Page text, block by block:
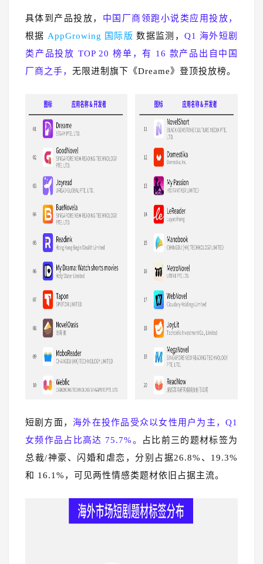
具体到产品投放， 中国厂商领跑小说类应用投放，
根据 AppGrowing 国际版 数据监测， Q1 海外短剧
类产品投放 TOP 20 榜单，有 16 款产品出自中国
厂商之手， 无限进制旗下《Dreame》登顶投放榜。
短剧方面， 海外在投作品受众以女性用户为主，Q1
女频作品占比高达 75.7%。
占比前三的题材标签为
总裁/神豪、闪婚和虐恋，分别占据26.8%、19.3%
和 16.1%，可见两性情感类题材依旧占据主流。